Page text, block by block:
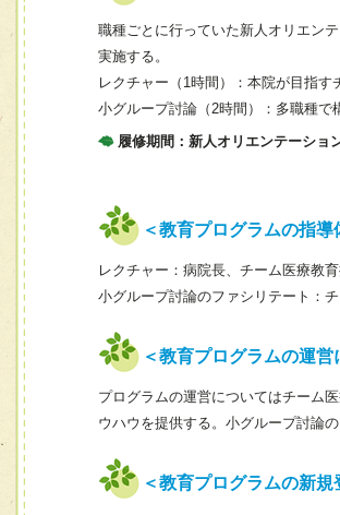
職種ごとに行っていた新人オリエン
実施する。
レクチャー（1時間）：本院が目指
小グループ討論（2時間）：多職種
履修期間：新人オリエンテーショ
＜教育プログラムの指導
レクチャー：病院長、チーム医療教
小グループ討論のファシリテート：
＜教育プログラムの運
プログラムの運営についてはチーム
ウハウを提供する。小グループ討論
＜教育プログラムの新